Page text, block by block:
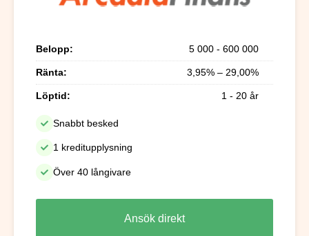
Belopp: 5 000 - 600 000
Ränta: 3,95% – 29,00%
Löptid: 1 - 20 år
Snabbt besked
1 kreditupplysning
Över 40 långivare
Ansök direkt